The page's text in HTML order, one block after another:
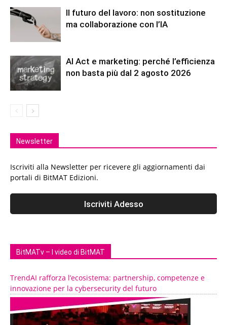
Il futuro del lavoro: non sostituzione
ma collaborazione con l’IA
AI Act e marketing: perché l’efficienza
non basta più dal 2 agosto 2026
Newsletter
Iscriviti alla Newsletter per ricevere gli aggiornamenti dai
portali di BitMAT Edizioni.
BitMATv – I video di BitMAT
TrendAI rafforza l’ecosistema: partnership, competenze e
innovazione per la cybersecurity del futuro